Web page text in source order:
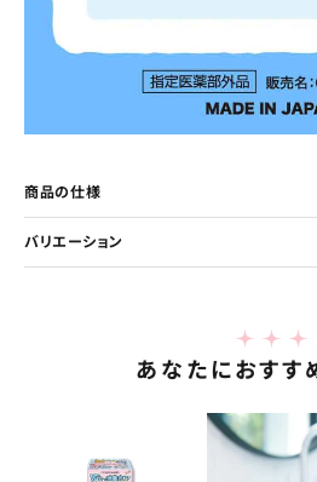
商品の仕様
バリエーション
あなたにおすす